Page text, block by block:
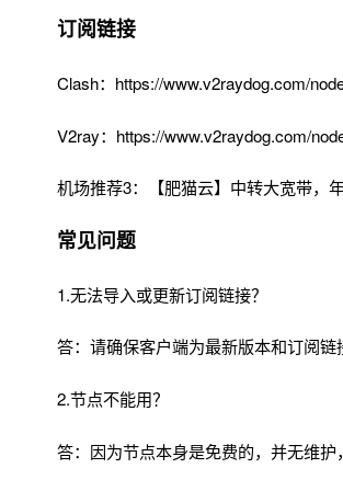
订阅链接
Clash：https://www.v2raydog.com/
V2ray：https://www.v2raydog.com/
机场推荐3：【肥猫云】中转大宽带，
常见问题
1.无法导入或更新订阅链接？
答：请确保客户端为最新版本和订阅链
2.节点不能用？
答：因为节点本身是免费的，并无维护